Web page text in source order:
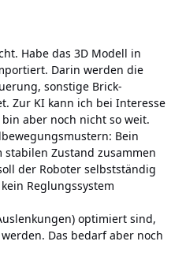
Habe das 3D Modell in
Darin werden die
sonstige Brick-
Zur KI kann ich bei Interesse
aber noch nicht so weit.
Bein
Zustand zusammen
der Roboter selbstständig
Reglungssystem
optimiert sind,
Das bedarf aber noch